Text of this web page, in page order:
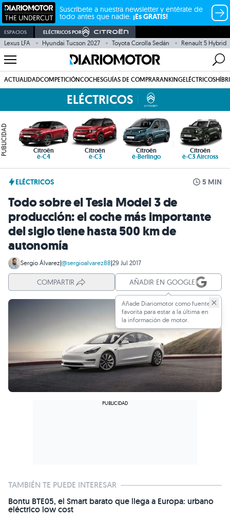
Suscríbete a nuestra newsletter y entérate de
todo antes que nadie. ¡Es GRATIS!
ESPACIOS ELÉCTRICOS POR
Lexus LFA Hyundai Tucson 2027 Toyota Corolla Sedán Renault 5 Hybrid
ACTUALIDADCOMPETICIÓNCOCHESGUÍAS DE COMPRARANKINGELÉCTRICOS
ELÉCTRICOS
PUBLICIDAD Citroën
ë-C4
Citroën
ë-C3
Citroën
ë-Berlingo
Citroën
ë-C3 Aircross
ELÉCTRICOS 5 MIN
Todo sobre el Tesla Model 3 de
producción: el coche más importante
del siglo tiene hasta 500 km de
autonomía
Sergio Álvarez|@sergioalvarez88|29 Jul 2017
COMPARTIR AÑADIR EN GOOGLE
Añade Diariomotor como fuente
favorita para estar a la última en
la información de motor.
TAMBIÉN TE PUEDE INTERESAR
Bontu BTE05, el Smart barato que llega a Europa: urbano
eléctrico low cost